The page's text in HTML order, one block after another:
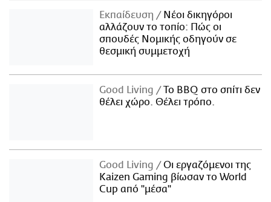
Εκπαίδευση
Νέοι δικηγόροι
αλλάζουν το τοπίο: Πώς οι
σπουδές Νομικής οδηγούν σε
θεσμική συμμετοχή
Good Living
Το BBQ στο σπίτι δεν
θέλει χώρο. Θέλει τρόπο.
Good Living
Οι εργαζόμενοι της
Kaizen Gaming βίωσαν το World
Cup από "μέσα"